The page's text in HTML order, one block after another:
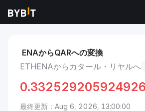
市場 Ethena 価格 ENA Ethena to カ
ENAからQARへの変換
ETHENAからカタール・リヤルへ
最終更新：Aug 6, 2026, 13:00:00